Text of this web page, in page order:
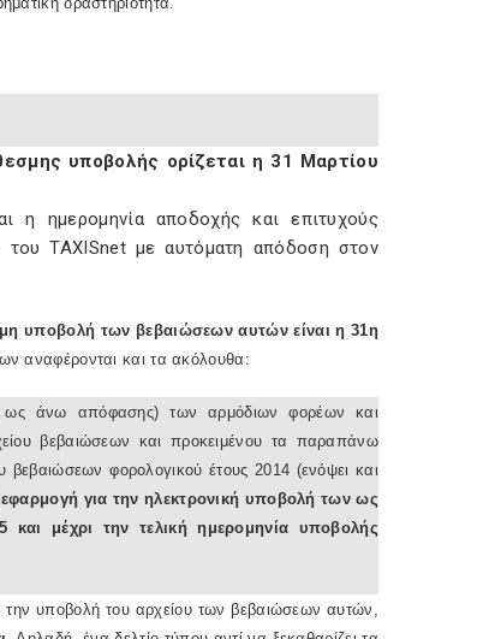
υποβολής ορίζεται η 31 Μαρτίου
η ημερομηνία αποδοχής και επιτυχούς
TAXISnet με αυτόματη απόδοση στον
υποβολή των βεβαιώσεων αυτών είναι η 31η
αναφέρονται και τα ακόλουθα:
ως άνω απόφασης) των αρμόδιων φορέων και
βεβαιώσεων και προκειμένου τα παραπάνω
φορολογικού έτους 2014 (ενόψει και
εφαρμογή για την ηλεκτρονική υποβολή των ως
μέχρι την τελική ημερομηνία υποβολής
την υποβολή του αρχείου των βεβαιώσεων αυτών,